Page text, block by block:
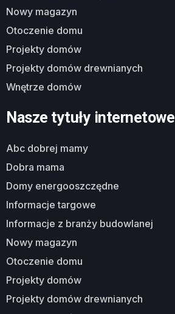
nowy magazyn
otoczenie domu
projekty domów
projekty domów drewnianych
wnętrze domów
Nasze tytuły internetowe
abc dobrej mamy
dobra mama
domy energooszczędne
informacje targowe
informacje z branży budowlanej
nowy magazyn
otoczenie domu
projekty domów
projekty domów drewnianych